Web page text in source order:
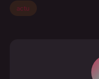
actu